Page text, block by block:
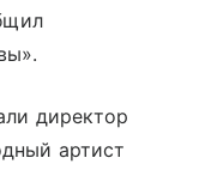
директор
артист